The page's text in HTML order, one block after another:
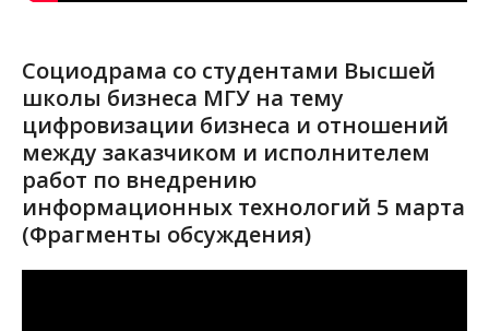
Социодрама со студентами Высшей
школы бизнеса МГУ на тему
цифровизации бизнеса и отношений
между заказчиком и исполнителем
работ по внедрению
информационных технологий 5 марта
(Фрагменты обсуждения)